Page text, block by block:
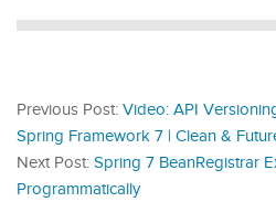
Previous Post: Video: API
Spring Framework 7 | Clean &
Next Post: Spring 7 BeanRegistrar
Programmatically